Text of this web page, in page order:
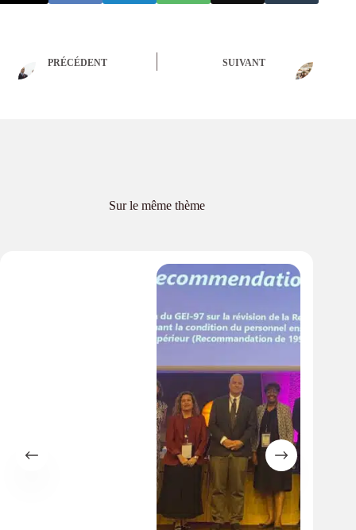
PRÉCÉDENT SUIVANT
Sur le même thème